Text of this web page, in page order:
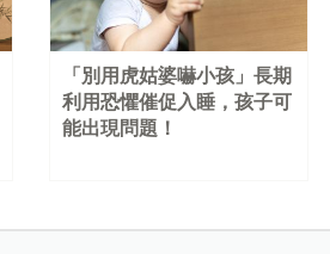
「別用虎姑婆嚇小孩」長期
利用恐懼催促入睡，孩子可
能出現問題！